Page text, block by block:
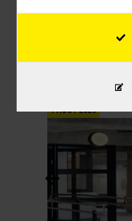
email
7 AOÛT 2026